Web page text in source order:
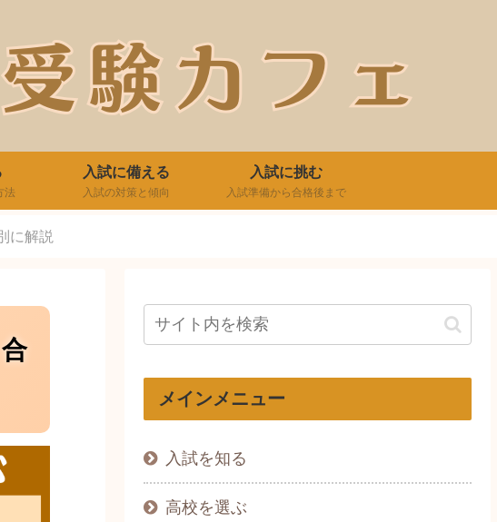
法
入試に備える
入試の対策と傾向
入試に挑む
入試準備から合格後まで
に解説
メインメニュー
入試を知る
高校を選ぶ